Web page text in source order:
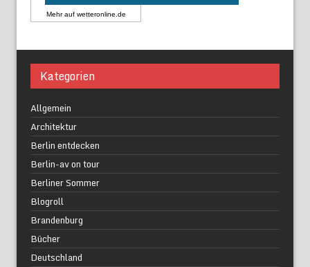
Mehr auf wetteronline.de
Kategorien
Allgemein
Architektur
Berlin entdecken
Berlin-av on tour
Berliner Sommer
Blogroll
Brandenburg
Bücher
Deutschland